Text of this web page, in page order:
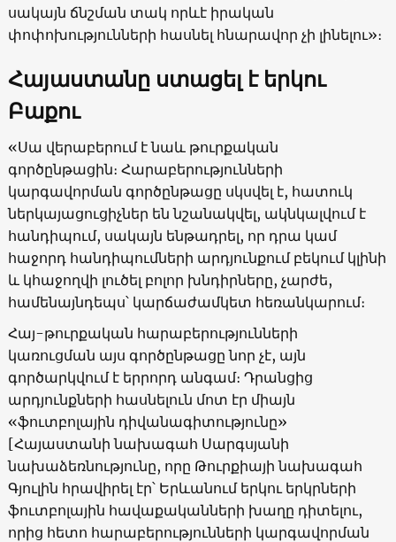
սակայն ճնշման տակ որևէ իրական
փոփոխությունների հասնել հնարավոր չի լինելու»։
Հայաստանը ստացել է երկու
Բաքու
«Սա վերաբերում է նաև թուրքական
գործընթացին։ Հարաբերությունների
կարգավորման գործընթացը սկսվել է, հատուկ
ներկայացուցիչներ են նշանակվել, ակնկալվում է
հանդիպում, սակայն ենթադրել, որ դրա կամ
հաջորդ հանդիպումների արդյունքում բեկում կլինի
և կհաջողվի լուծել բոլոր խնդիրները, չարժե,
համենայնդեպս՝ կարճաժամկետ հեռանկարում։
Հայ-թուրքական հարաբերությունների
կառուցման այս գործընթացը նոր չէ, այն
գործարկվում է երրորդ անգամ։ Դրանցից
արդյունքների հասնելուն մոտ էր միայն
«ֆուտբոլային դիվանագիտությունը»
[Հայաստանի նախագահ Սարգսյանի
նախաձեռնությունը, որը Թուրքիայի նախագահ
Գյուլին հրավիրել էր՝ Երևանում երկու երկրների
ֆուտբոլային հավաքականների խաղը դիտելու,
որից հետո հարաբերությունների կարգավորման